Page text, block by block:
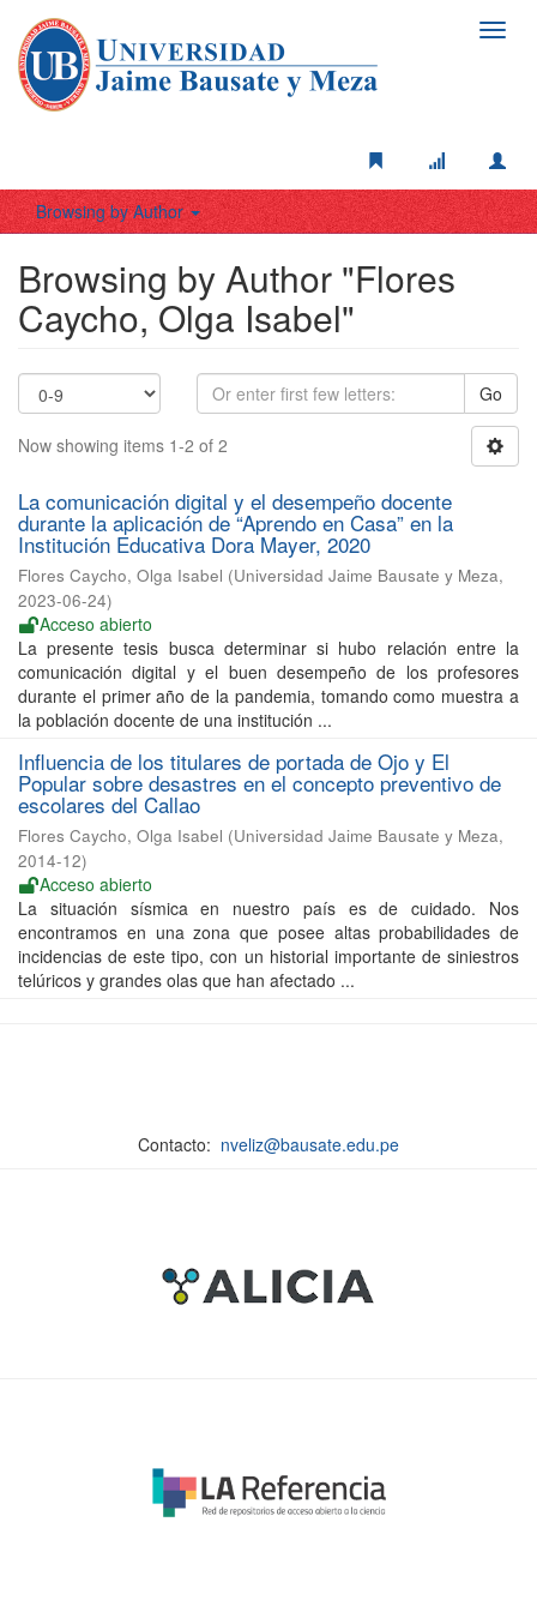
Browsing by Author
Browsing by Author "Flores
Caycho, Olga Isabel"
Go
Now showing items 1-2 of 2
La comunicación digital y el desempeño docente
durante la aplicación de “Aprendo en Casa” en la
Institución Educativa Dora Mayer, 2020
Flores Caycho, Olga Isabel (Universidad Jaime Bausate y Meza,
2023-06-24)
Acceso abierto
La presente tesis busca determinar si hubo relación entre la
comunicación digital y el buen desempeño de los profesores
durante el primer año de la pandemia, tomando como muestra a
la población docente de una institución ...
Influencia de los titulares de portada de Ojo y El
Popular sobre desastres en el concepto preventivo de
escolares del Callao
Flores Caycho, Olga Isabel (Universidad Jaime Bausate y Meza,
2014-12)
Acceso abierto
La situación sísmica en nuestro país es de cuidado. Nos
encontramos en una zona que posee altas probabilidades de
incidencias de este tipo, con un historial importante de siniestros
telúricos y grandes olas que han afectado ...
Contacto: nveliz@bausate.edu.pe